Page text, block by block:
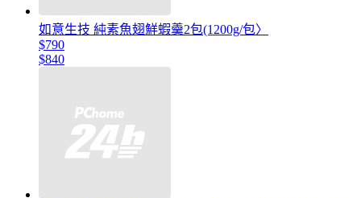
如意生技 純素魚翅鮮蝦羹2包(1200g/包〉
$790
$840